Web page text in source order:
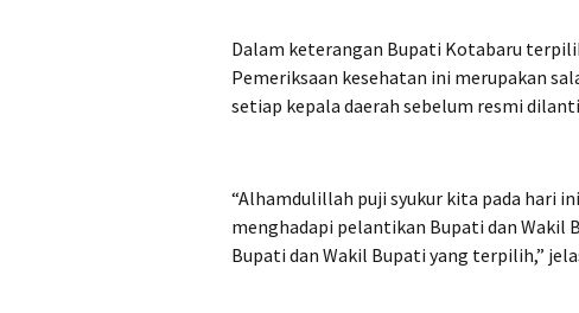
Dalam keterangan Bupati Kotabaru
Pemeriksaan kesehatan ini merupakan
setiap kepala daerah sebelum resmi
“Alhamdulillah puji syukur kita pada hari
menghadapi pelantikan Bupati dan Wakil
Bupati dan Wakil Bupati yang terpilih,”